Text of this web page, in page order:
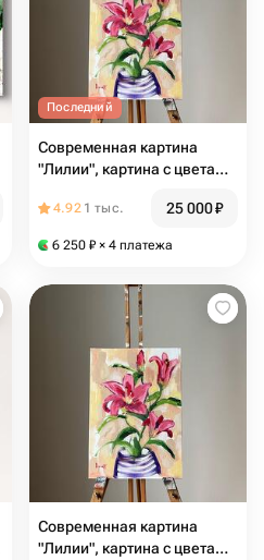
Последний
Современная картина
"Лилии", картина с цветами
цветы
4.92 1 тыс. 25 000₽
6 250 ₽ × 4 платежа
Современная картина
"Лилии", картина с цветами